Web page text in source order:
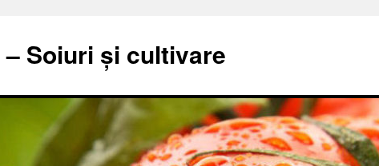
Soiuri și cultivare